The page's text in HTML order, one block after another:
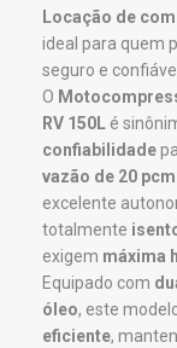
Locação de
ideal para quem
seguro e
O
RV 150L é
confiabilidade
vazão de 20 pcm
excelente
totalmente
exigem máxima
Equipado com
óleo, este
eficiente,